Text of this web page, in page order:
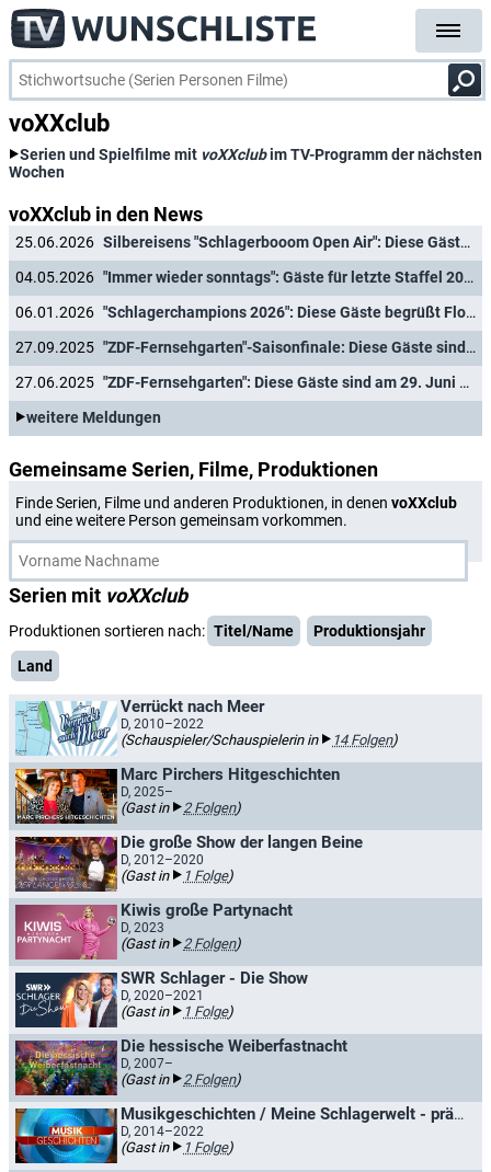
voXXclub
Serien und Spielfilme mit voXXclubim TV-Programm der nächsten
Wochen
voXXclub in den News
25.06.2026
Silbereisens "Schlagerbooom Open Air": Diese Gäste sind am 27. Juni 2026 in Kitzbühel dabei
04.05.2026
"Immer wieder sonntags": Gäste für letzte Staffel 2026 verkündet
06.01.2026
"Schlagerchampions 2026": Diese Gäste begrüßt Florian Silbereisen am 10. Januar 2026
27.09.2025
"ZDF-Fernsehgarten"-Saisonfinale: Diese Gäste sind in der Oktoberfest-Ausgabe am 28. September 2025 dabei
27.06.2025
"ZDF-Fernsehgarten": Diese Gäste sind am 29. Juni 2025 im Discofox-Fieber
weitere Meldungen
Gemeinsame Serien, Filme, Produktionen
Finde Serien, Filme und anderen Produktionen, in denen voXXclub
und eine weitere Person gemeinsam vorkommen.
Serien mit voXXclub
Produktionen sortieren nach: Titel/Name
Produktionsjahr
Land
Verrückt nach Meer
D, 2010–2022
(Schauspieler/Schauspielerin in 14 Folgen)
Marc Pirchers Hitgeschichten
D, 2025–
(Gast in 2 Folgen)
Die große Show der langen Beine
D, 2012–2020
(Gast in 1 Folge)
Kiwis große Partynacht
D, 2023
(Gast in 2 Folgen)
SWR Schlager - Die Show
D, 2020–2021
(Gast in 1 Folge)
Die hessische Weiberfastnacht
D, 2007–
(Gast in 2 Folgen)
Musikgeschichten / Meine Schlagerwelt - präsentiert von ...
D, 2014–2022
(Gast in 1 Folge)